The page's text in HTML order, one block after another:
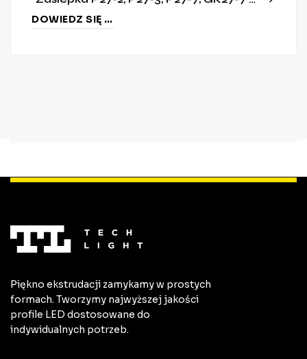
DOWIEDZ SIĘ WIĘCEJ
Piękno ekstrudacji zamykamy w prostych
formach. Tworzymy najwyższej jakości
profile LED dostosowane do
indywidualnych potrzeb.